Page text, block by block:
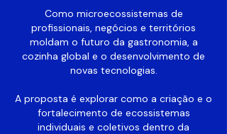
Como microecossistemas de
profissionais, negócios e territórios
moldam o futuro da gastronomia, a
cozinha global e o desenvolvimento de
novas tecnologias.
A proposta é explorar como a criação e o
fortalecimento de ecossistemas
individuais e coletivos dentro da